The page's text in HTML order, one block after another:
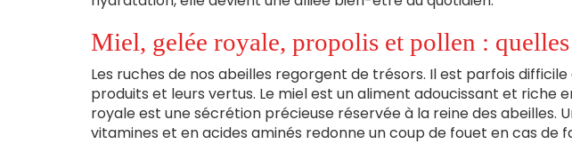
Miel, gelée royale, propolis et pollen :
Les ruches de nos abeilles regorgent de trésors. Il est parfois
produits et leurs vertus. Le miel est un aliment adoucissant et riche
royale est une sécrétion précieuse réservée à la reine des abeilles.
vitamines et en acides aminés redonne un coup de fouet en cas de